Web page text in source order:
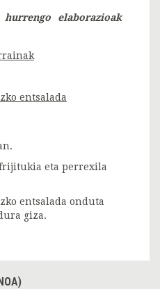
elaborazioak
entsalada
eta perrexila
entsalada onduta
giza.